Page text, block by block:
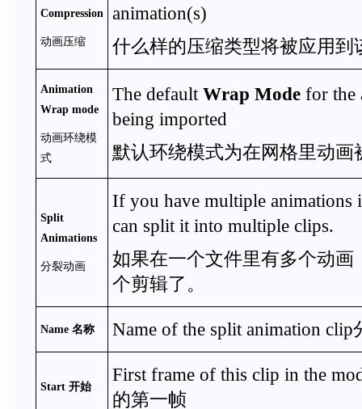
Compression
动画压缩
animation(s)
什么样的压缩类型将被应用到
Animation
Wrap mode
动画环绕模
式
The default Wrap Mode for the
being imported
默认环绕模式为在网格里动画
Split
Animations
分裂动画
If you have multiple animations
can split it into multiple clips.
如果在一个文件里有多个动
个剪辑了。
Name 名称 Name of the split animation
Start 开始
First frame of this clip in the
的第一帧